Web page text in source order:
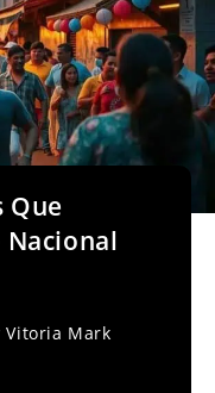
Que
Vitoria Mark